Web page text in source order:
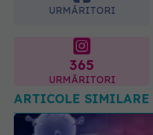
365
URMĂRITORI
ARTICOLE SIMILARE